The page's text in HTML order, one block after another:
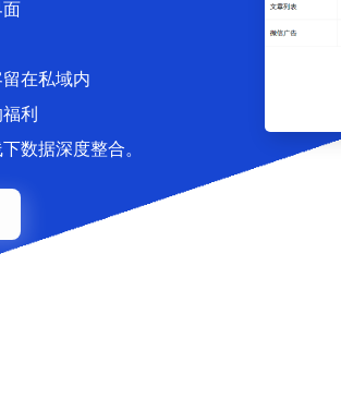
面
在私域内
利
数据深度整合。